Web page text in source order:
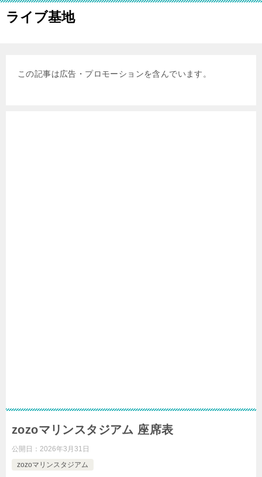
ライブ基地
この記事は広告・プロモーションを含んでいます。
zozoマリンスタジアム 座席表
公開日： 2026年3月31日
zozoマリンスタジアム